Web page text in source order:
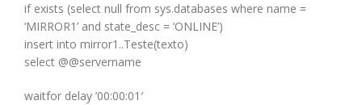
if exists (select null from sys.databases where name =
‘MIRROR1’ and state_desc = ‘ONLINE’)
insert into mirror1..Teste(texto)
select @@servername
waitfor delay ’00:00:01′